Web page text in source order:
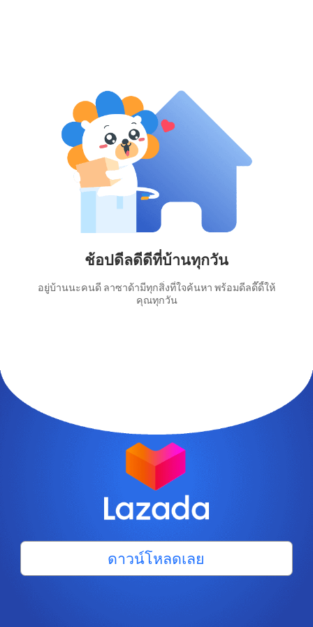
ช้อปดีลดีดีที่บ้านทุกวัน
อยู่บ้านนะคนดี ลาซาด้ามีทุกสิ่งที่ใจค้นหา พร้อมดีลดี๊ดี้ให้
คุณทุกวัน
ดาวน์โหลดเลย